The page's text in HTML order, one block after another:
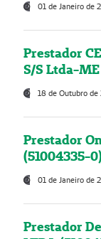
01 de Janeiro de
Prestador
S/S Ltda-
18 de Outubro de
Prestador
(51004335-
01 de Janeiro de
Prestador